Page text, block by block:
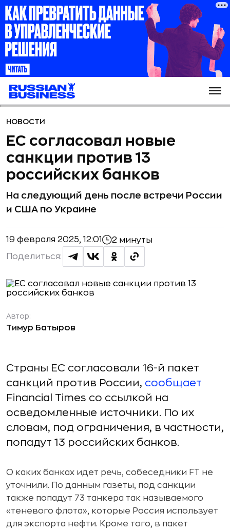
НОВОСТИ
ЕС согласовал новые
санкции против 13
российских банков
На следующий день после встречи России
и США по Украине
19 февраля 2025, 12:01 2 минуты
Поделиться:
Автор:
Тимур Батыров
Страны ЕС согласовали 16-й пакет
санкций против России, сообщает
Financial Times со ссылкой на
осведомленные источники. По их
словам, под ограничения, в частности,
попадут 13 российских банков.
О каких банках идет речь, собеседники FT не
уточнили. По данным газеты, под санкции
также попадут 73 танкера так называемого
«теневого флота», которые Россия использует
для экспорта нефти. Кроме того, в пакет